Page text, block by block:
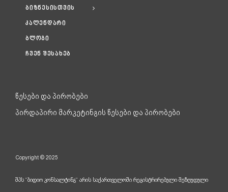
ბიზნესისთვის
კალენდარი
ბლოგი
ჩვენ შესახებ
წესები და პირობები
პირდაპირი მარკეტინგის წესები და პირობები
Copyright © 2025
შპს “ბიდიო კონსალტინგ” არის საქართველოში რეგისტრირებული შეზღუდული